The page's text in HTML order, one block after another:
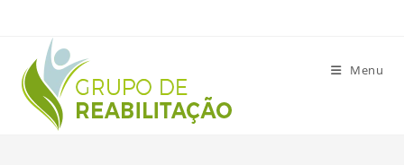
conteúdo
Menu